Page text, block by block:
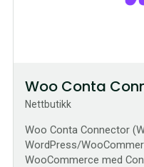
Woo Conta
Nettbutikk
Woo Conta Connector
WordPress/
WooCommerce med